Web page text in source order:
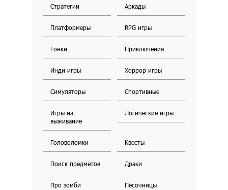
Стратегии Аркады
Платформеры RPG игры
Гонки Приключения
Инди игры Хоррор игры
Симуляторы Спортивные
Игры на
выживание
Логические игры
Головоломки Квесты
Поиск предметов Драки
Про зомби Песочницы